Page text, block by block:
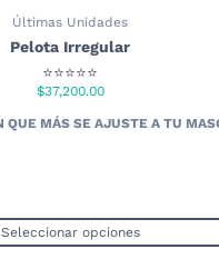
Últimas Unidades
Pelota Irregular
⭐⭐⭐⭐⭐
$37,200.00
Seleccionar opciones